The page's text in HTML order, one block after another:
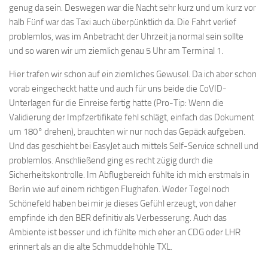
genug da sein. Deswegen war die Nacht sehr kurz und um kurz vor
halb Fünf war das Taxi auch überpünktlich da. Die Fahrt verlief
problemlos, was im Anbetracht der Uhrzeit ja normal sein sollte
und so waren wir um ziemlich genau 5 Uhr am Terminal 1.
Hier trafen wir schon auf ein ziemliches Gewusel. Da ich aber schon
vorab eingecheckt hatte und auch für uns beide die CoVID-
Unterlagen für die Einreise fertig hatte (Pro-Tip: Wenn die
Validierung der Impfzertifikate fehl schlägt, einfach das Dokument
um 180° drehen), brauchten wir nur noch das Gepäck aufgeben.
Und das geschieht bei EasyJet auch mittels Self-Service schnell und
problemlos. Anschließend ging es recht zügig durch die
Sicherheitskontrolle. Im Abflugbereich fühlte ich mich erstmals in
Berlin wie auf einem richtigen Flughafen. Weder Tegel noch
Schönefeld haben bei mir je dieses Gefühl erzeugt, von daher
empfinde ich den BER definitiv als Verbesserung. Auch das
Ambiente ist besser und ich fühlte mich eher an CDG oder LHR
erinnert als an die alte Schmuddelhöhle TXL.